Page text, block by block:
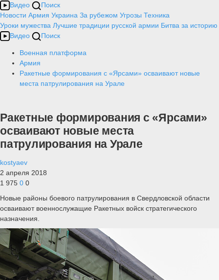
Видео
Поиск
Новости Армия Украина За рубежом Угрозы Техника
Уроки мужества Лучшие традиции русской армии Битва за историю
Видео
Поиск
Военная платформа
Армия
Ракетные формирования с «Ярсами» осваивают новые
места патрулирования на Урале
Ракетные формирования с «Ярсами»
осваивают новые места
патрулирования на Урале
kostyaev
2 апреля 2018
1 975 0 0
Новые районы боевого патрулирования в Свердловской области
осваивают военнослужащие Ракетных войск стратегического
назначения.